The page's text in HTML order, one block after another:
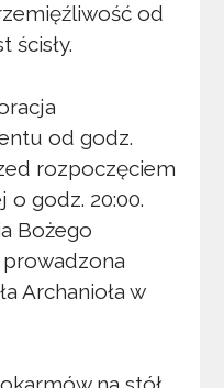
od
ścisły.
od godz.
rozpoczęciem
o godz. 20:00.
Bożego
prowadzona
Archanioła w